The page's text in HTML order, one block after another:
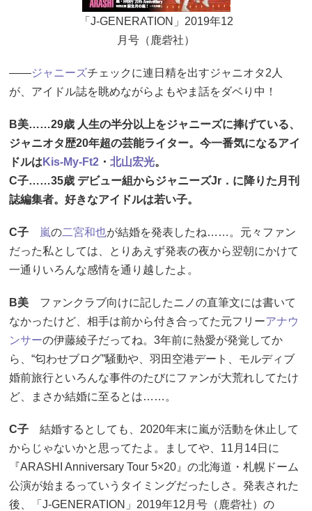
「J-GENERATION」2019年12
月号（鹿砦社）
――ジャニーズチェックに連日精を出すジャニオタ2人
が、アイドル誌を眺めながらよもやま話をダベり中！
B美……29歳 人生の半分以上をジャニーズに捧げている、
ジャニオタ歴20年超の芸能ライター。今一番気になるアイ
ドルは Kis-My-Ft2 ・ 北山宏光。
C子……35歳 デビュー組からジャニーズJr．に降りた月刊
誌編集者。好きなアイドルは若い子。
C子 嵐の二宮和也が結婚を発表したね……。元々ファン
だった私としては、とりあえず発表の夜から翌朝にかけて
一通りいろんな感情を通り越したよ。
B美 ファンクラブ向けに記したニノの直筆文には書いて
なかったけど、相手は前から付き合ってた元フリーアナウ
ンサーの伊藤綾子だってね。3年前に熱愛が発覚してか
ら、“匂わせブログ”騒動や、羽田空港デート、モルディブ
婚前旅行といろんな事件のたびにファンが大荒れしてたけ
ど、まさか結婚に至るとは……。
C子 結婚するとしても、2020年末に嵐が活動を休止して
からじゃないかと思ってたよ。ましてや、11月14日に
『ARASHI Anniversary Tour 5×20』の北海道・札幌ドーム
公演が始まるっていうタイミングだったしさ。発表された
後、「J-GENERATION」2019年12月号（鹿砦社）の